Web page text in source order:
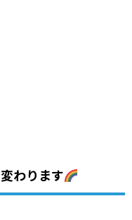
わります